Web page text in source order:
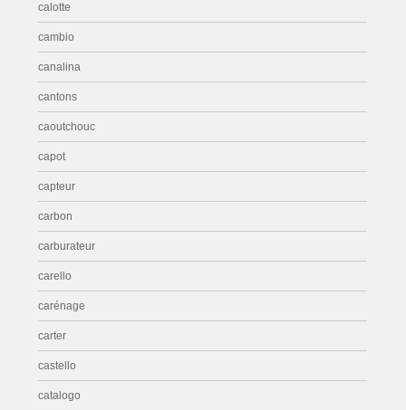
calotte
cambio
canalina
cantons
caoutchouc
capot
capteur
carbon
carburateur
carello
carénage
carter
castello
catalogo